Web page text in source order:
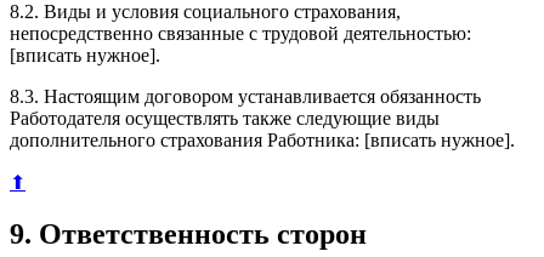
8.2. Виды и условия социального страхования,
непосредственно связанные с трудовой деятельностью:
[вписать нужное].
8.3. Настоящим договором устанавливается обязанность
Работодателя осуществлять также следующие виды
дополнительного страхования Работника: [вписать нужное].
⬆
9. Ответственность сторон